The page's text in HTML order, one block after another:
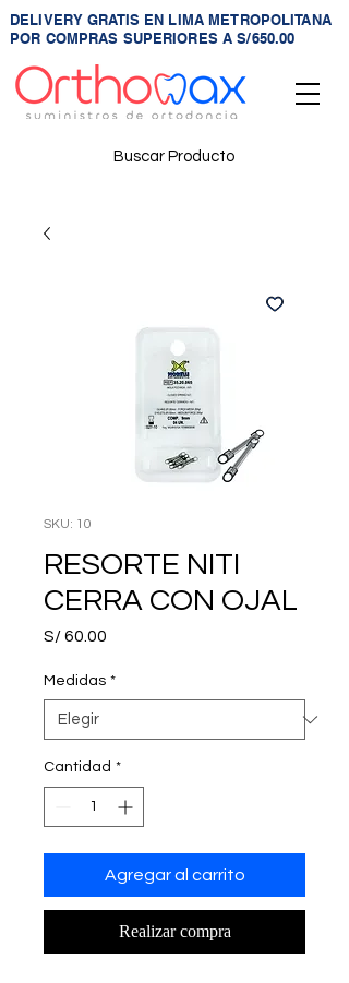
DELIVERY GRATIS EN LIMA METROPOLITANA
POR COMPRAS SUPERIORES A S/650.00
Buscar Producto
SKU: 10
RESORTE NITI
CERRA CON OJAL
S/ 60.00
Medidas *
Cantidad *
Agregar al carrito
Realizar compra